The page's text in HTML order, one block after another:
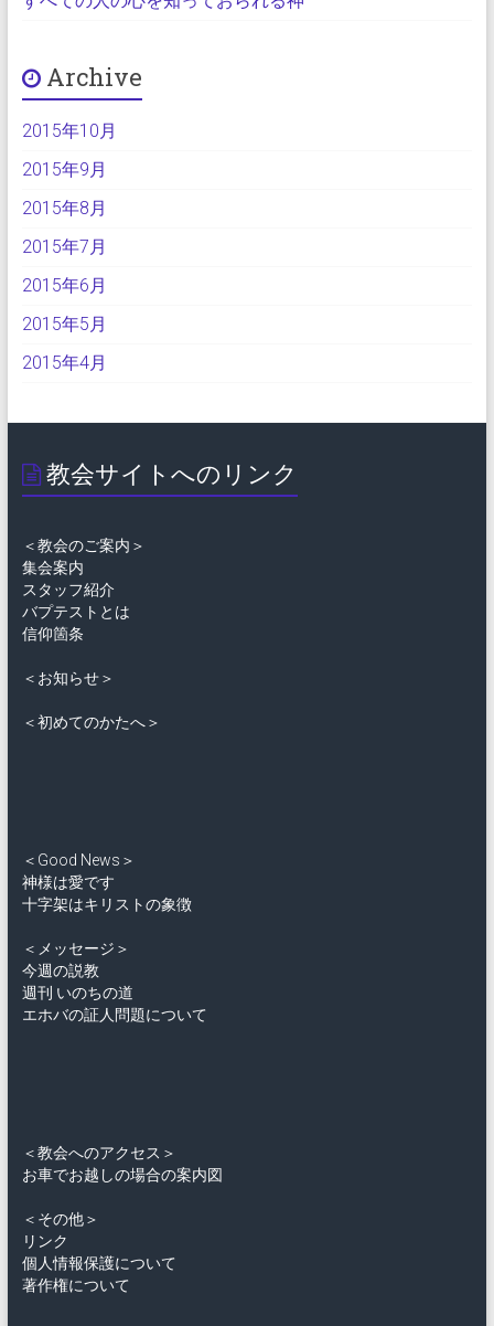
Archive
2015年10月
2015年9月
2015年8月
2015年7月
2015年6月
2015年5月
2015年4月
教会サイトへのリンク
＜教会のご案内＞
集会案内
スタッフ紹介
バプテストとは
信仰箇条
＜お知らせ＞
＜初めてのかたへ＞
＜Good News＞
神様は愛です
十字架はキリストの象徴
＜メッセージ＞
今週の説教
週刊 いのちの道
エホバの証人問題について
＜教会へのアクセス＞
お車でお越しの場合の案内図
＜その他＞
リンク
個人情報保護について
著作権について